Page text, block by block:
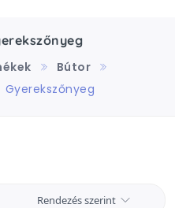
Bútor
Gyerekszőnyeg
Rendezés szerint